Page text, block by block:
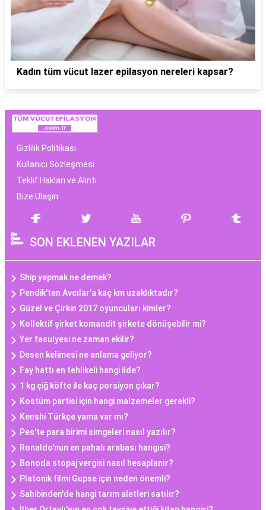
Kadın tüm vücut lazer epilasyon nereleri kapsar?
Gizlilik Politikası
Kullanıcı Sözleşmesi
Teklif Hakları ve Alıntı
Bize Ulaşın
SON EKLENEN YAZILAR
Ship yapmak ne demek?
Pendik'ten Avcılar'a kaç km uzaklıktadır?
Güzel ve Çirkin 2017 oyuncuları kimler?
Kollektif şirket komandit şirkete dönüşebilir mi?
Yer fasulyesi ne zaman ekilir?
Desen kelimesi ne anlama geliyor?
Fay hattı en tehlikeli hangi ilde?
1 kg çiğ köfte ile kaç porsiyon çıkar?
Kostüm partisi için hangi malzemeler gerekli?
Kenshi Türkçe yama var mı?
Pes'te para birimi simgeleri nasıl yazılır?
Ronaldo'nun en pahalı arabası hangisi?
Bonoda stopaj vergisi nasıl hesaplanır?
Platonik filmi Gupse için neden önemli?
Sahibinden'de hangi tarım aletleri satılır?